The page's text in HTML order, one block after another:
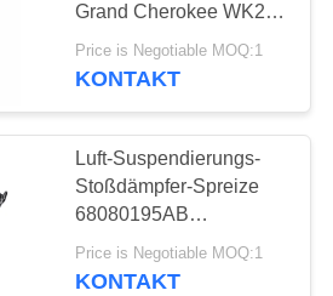
1042
Grand Cherokee WK2
68253204AB
68253205AB
Price is Negotiable MOQ:1
KONTAKT
Luft-Suspendierungs-
Stoßdämpfer-Spreize
68080195AB
68080194AB für Jeep
Grand Cherokee WK2
Price is Negotiable MOQ:1
KONTAKT